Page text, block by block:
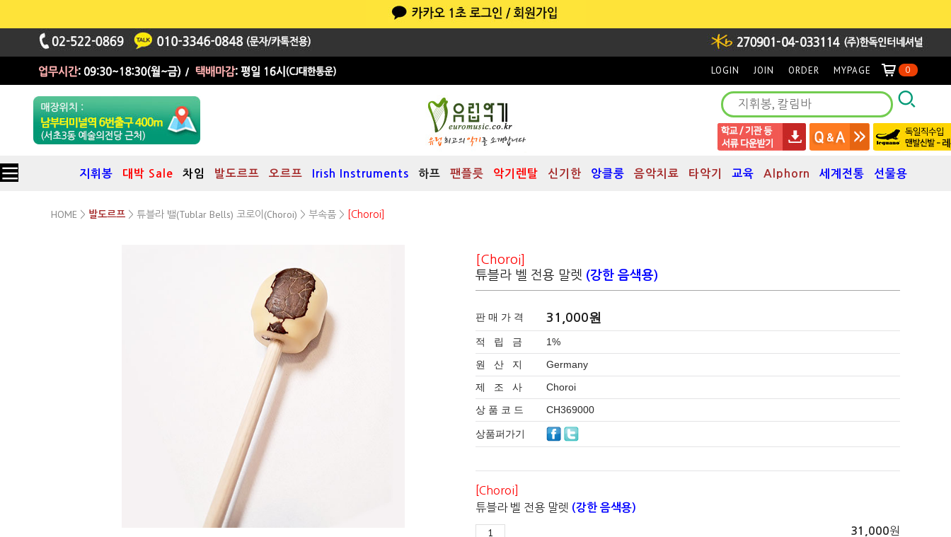
LOGIN JOIN ORDER MYPAGE 0
지휘봉 대박 Sale 차임 발도르프 오르프 Irish Instruments 하프 팬플릇 악기렌탈 신기한 앙클룽 음악치료 타악기 교육 Alphorn 세계전통 선물용
HOME > 발도르프 > 튜블라 밸(Tublar Bells) 코로이(Choroi) > 부속품 > [Choroi]
[Choroi]
튜블라 벨 전용 말렛 (강한 음색용)
판 매 가 격 31,000원
적 립 금
1%
원 산 지
Germany
제 조 사
Choroi
상 품 코 드
CH369000
상품퍼가기
[Choroi]
튜블라 벨 전용 말렛 (강한 음색용)
31,000원